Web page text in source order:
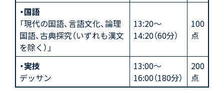
・国語
「現代の国語、言語文化、論理
国語、古典探究（いずれも漢文
を除く）」
13:20～
14:20（60分）
100
点
・実技
デッサン
13:00～
16:00（180分）
200
点